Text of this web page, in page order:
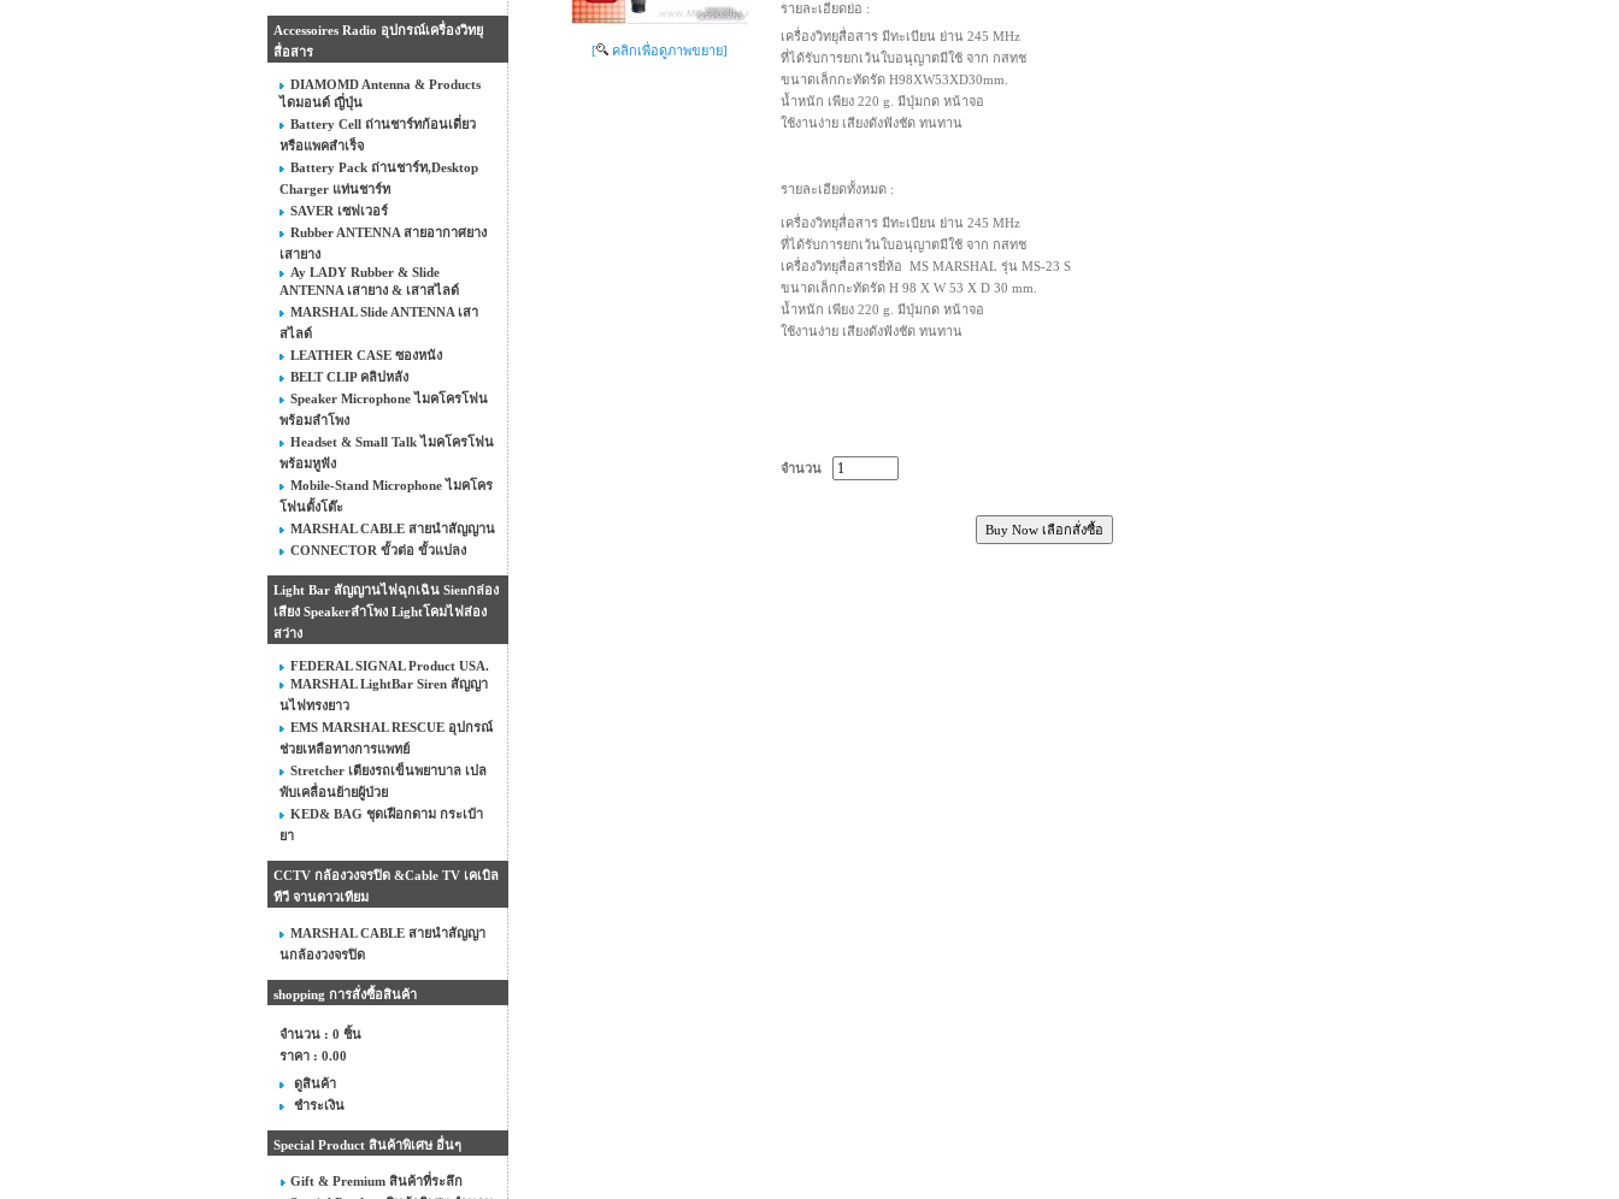
Accessoires Radio อุปกรณ์เครื่องวิทยุ
สื่อสาร
DIAMOMD Antenna & Products
ไดมอนด์ ญี่ปุ่น
Battery Cell ถ่านชาร์ทก้อนเดี่ยว
หรือแพคสำเร็จ
Battery Pack ถ่านชาร์ท,Desktop
Charger แท่นชาร์ท
SAVER เซฟเวอร์
Rubber ANTENNA สายอากาศยาง
เสายาง
Ay LADY Rubber & Slide
ANTENNA เสายาง & เสาสไลด์
MARSHAL Slide ANTENNA เสา
สไลด์
LEATHER CASE ซองหนัง
BELT CLIP คลิปหลัง
Speaker Microphone ไมคโครโฟน
พร้อมลำโพง
Headset & Small Talk ไมคโครโฟน
พร้อมหูฟัง
Mobile-Stand Microphone ไมคโคร
โฟนตั้งโต๊ะ
MARSHAL CABLE สายนำสัญญาน
CONNECTOR ขั้วต่อ ขั้วแปลง
Light Bar สัญญานไฟฉุกเฉิน Sienกล่อง
เสียง Speakerลำโพง Lightโคมไฟส่อง
สว่าง
FEDERAL SIGNAL Product USA.
MARSHAL LightBar Siren สัญญา
นไฟทรงยาว
EMS MARSHAL RESCUE อุปกรณ์
ช่วยเหลือทางการแพทย์
Stretcher เตียงรถเข็นพยาบาล เปล
พับเคลื่อนย้ายผู้ป่วย
KED& BAG ชุดเฝือกดาม กระเป๋า
ยา
CCTV กล้องวงจรปิด &Cable TV เคเบิล
ทีวี จานดาวเทียม
MARSHAL CABLE สายนำสัญญา
นกล้องวงจรปิด
shopping การสั่งซื้อสินค้า
จำนวน : 0 ชิ้น
ราคา : 0.00
ดูสินค้า
ชำระเงิน
Special Product สินค้าพิเศษ อื่นๆ
Gift & Premium สินค้าที่ระลึก
[ คลิกเพื่อดูภาพขยาย]
รายละเอียดย่อ :
เครื่องวิทยุสื่อสาร มีทะเบียน ย่าน 245 MHz
ที่ได้รับการยกเว้นใบอนุญาตมีใช้ จาก กสทช
ขนาดเล็กกะทัดรัด H98XW53XD30mm.
น้ำหนัก เพียง 220 g. มีปุ่มกด หน้าจอ
ใช้งานง่าย เสียงดังฟังชัด ทนทาน
รายละเอียดทั้งหมด :
เครื่องวิทยุสื่อสาร มีทะเบียน ย่าน 245 MHz
ที่ได้รับการยกเว้นใบอนุญาตมีใช้ จาก กสทช
เครื่องวิทยุสื่อสารยี่ห้อ MS MARSHAL รุ่น MS-23 S
ขนาดเล็กกะทัดรัด H 98 X W 53 X D 30 mm.
น้ำหนัก เพียง 220 g. มีปุ่มกด หน้าจอ
ใช้งานง่าย เสียงดังฟังชัด ทนทาน
จำนวน